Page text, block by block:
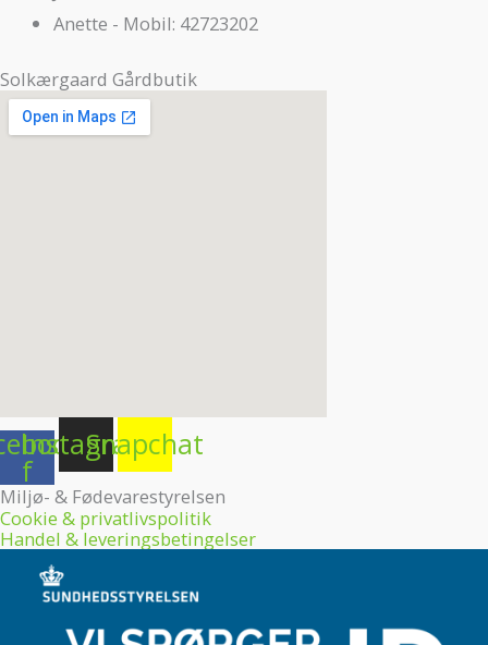
Anette - Mobil: 42723202
Solkærgaard Gårdbutik
f
Instagram
Snapchat
Miljø- & Fødevarestyrelsen
Cookie & privatlivspolitik
Handel & leveringsbetingelser